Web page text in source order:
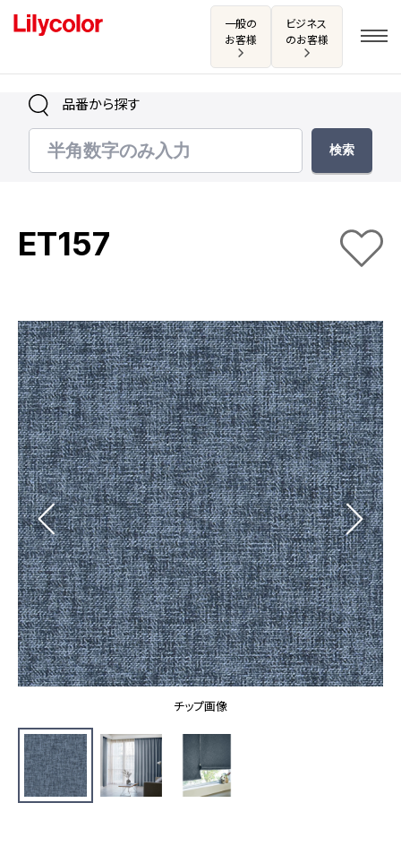
一般の
お客様
ビジネス
のお客様
ログイン・新規会員登録
お気に入り
商品を探す
商品を探す トップ
壁紙
カーテン
床材
ブランド・コレクション
Lilycolor Coordinate 着せ替えシミュレーション
カタログ一覧
カタログ一覧 トップ
壁紙
カーテン
床材
サステナブル商品
ノンワックス床タイル
壁紙機能性ガイド
施工事例
施工事例 トップ
医療・福祉施設
ホテル・オフィス・店舗
モデルハウス
新築戸建・マンション
#リリカラのある暮らし
リリカラノート
ショールーム
ショールーム トップ
東京ショールーム
大阪ショールーム
広島ショールーム
仙台ショールーム
札幌ショールーム
お客様サポート
お客様サポート トップ
画像ダウンロード
動画一覧
お手入れ便利帳
お役立ち資料
非住宅案件に関するお問い合わせ
品番から探す
ET157
チップ画像